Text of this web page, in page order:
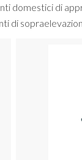
domestici di
di